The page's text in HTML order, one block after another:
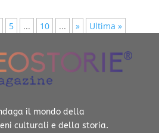
5 ... 10 ... » Ultima »
il mondo della
culturali e della storia.